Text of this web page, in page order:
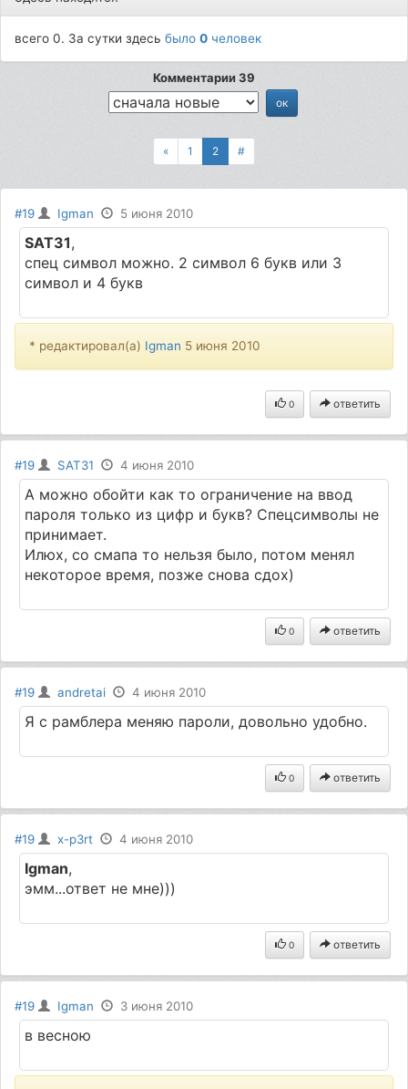
всего 0. За сутки здесьбыло0 человек
Комментарии 39
« 1 2 #
#19 Igman 5 июня 2010
SAT31,
спец символ можно. 2 символ 6 букв или 3
символ и 4 букв
* редактировал(а) Igman 5 июня 2010
0 ответить
#19 SAT31 4 июня 2010
А можно обойти как то ограничение на ввод
пароля только из цифр и букв? Спецсимволы не
принимает.
Илюх, со смапа то нельзя было, потом менял
некоторое время, позже снова сдох)
0 ответить
#19 andretai 4 июня 2010
Я с рамблера меняю пароли, довольно удобно.
0 ответить
#19 x-p3rt 4 июня 2010
Igman,
эмм...ответ не мне)))
0 ответить
#19 Igman 3 июня 2010
в весною